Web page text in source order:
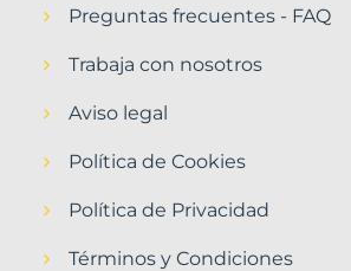
Preguntas frecuentes - FAQ
Trabaja con nosotros
Aviso legal
Política de Cookies
Política de Privacidad
Términos y Condiciones